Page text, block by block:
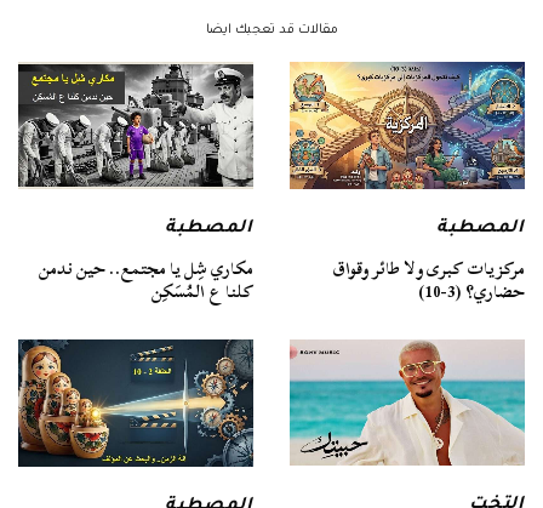
مقالات قد تعجبك ايضا
المصطبة
مركزيات كبرى ولا طائر وقواق
حضاري؟ (3-10)
المصطبة
مكاري شِل يا مجتمع.. حين ندمن
كلنا ع المُسَكِن